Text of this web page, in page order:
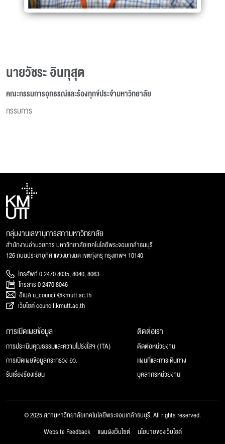
นายวัชระ อินทุสุต
คณะกรรมการอุทธรณ์และร้องทุกข์ประจำมหาวิทยาลัย
กรรมการ
กลุ่มงานเลขานุการสภามหาวิทยาลัย
สำนักงานอำนวยการ มหาวิทยาลัยเทคโนโลยีพระจอมเกล้าธนบุรี
126 ถนนประชาอุทิศ แขวงบางมด เขตทุ่งครุ กรุงเทพฯ 10140
โทรศัพท์ 0 2470 8035, 8040, 8063
โทรสาร 0 2470 8046
อีเมล u_council@kmutt.ac.th
เว็บไซต์ council.kmutt.ac.th
การเปิดเผยข้อมูล
การประเมินคุณธรรมและความโปร่งใสฯ (ITA)
การเปิดเผยข้อมูลกระทรวง อว.
รับเรื่องร้องเรียน
ติดต่อเรา
ติดต่อหน่วยงาน
แผนที่และการเดินทาง
บุคลากรหน่วยงาน
© 2025 สภามหาวิทยาลัยเทคโนโลยีพระจอมเกล้าธนบุรี, All rights reserved.
Website Feedback
แผนผังเว็บไซต์
นโยบายของเว็บไซต์